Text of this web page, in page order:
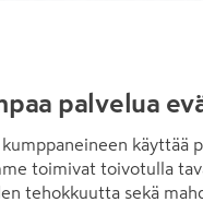
B500A 5-150
kpl
€ / kpl
palvelua
käyttää
toimivat toivotulla
tehokkuutta sekä